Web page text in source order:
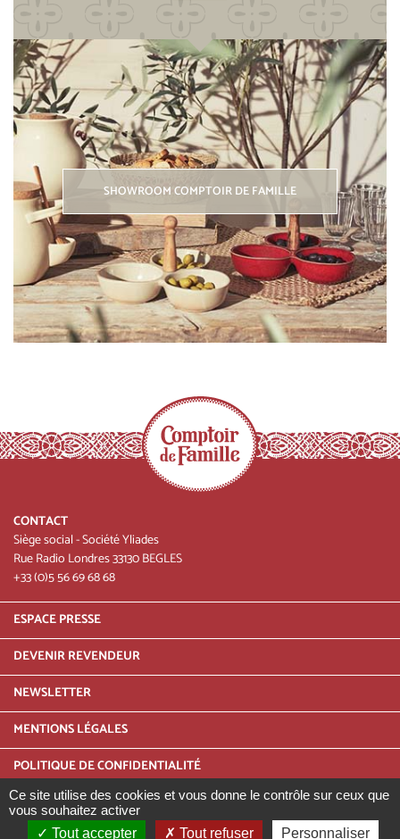
SHOWROOM COMPTOIR DE FAMILLE
CONTACT
Siège social - Société Yliades
Rue Radio Londres 33130 BEGLES
+33 (0)5 56 69 68 68
Menu
Pied
page
ESPACE PRESSE
DEVENIR REVENDEUR
NEWSLETTER
Pied
de
page
MENTIONS LÉGALES
POLITIQUE DE CONFIDENTIALITÉ
INFOS TRI
Ce site utilise des cookies et vous donne le contrôle sur ceux que
vous souhaitez activer
Tout accepter
Tout refuser Personnaliser